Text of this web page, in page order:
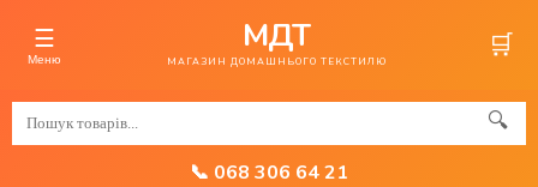
☰
Меню
МДТ
МАГАЗИН ДОМАШНЬОГО ТЕКСТИЛЮ 🛒
🔍
📞 068 306 64 21